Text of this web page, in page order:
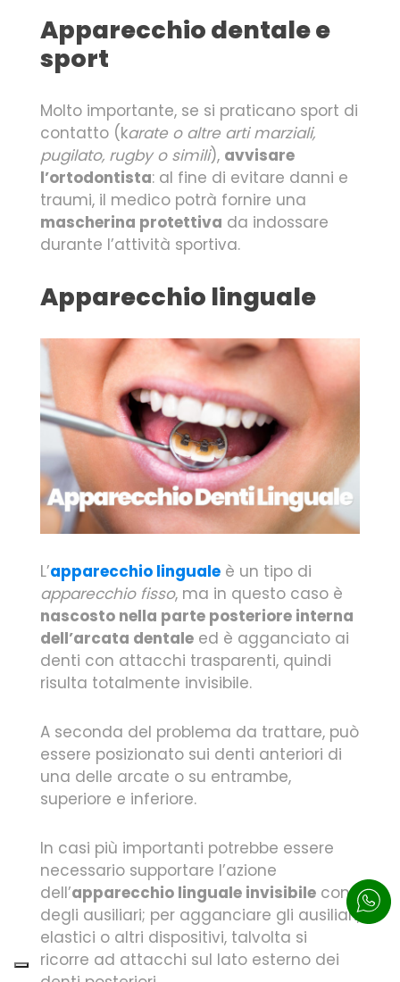
Apparecchio dentale e
sport
Molto importante, se si praticano sport di
contatto (karate o altre arti marziali,
pugilato, rugby o simili), avvisare
l’ortodontista: al fine di evitare danni e
traumi, il medico potrà fornire una
mascherina protettiva da indossare
durante l’attività sportiva.
Apparecchio linguale
L’apparecchio linguale è un tipo di
apparecchio fisso, ma in questo caso è
nascosto nella parte posteriore interna
dell’arcata dentale ed è agganciato ai
denti con attacchi trasparenti, quindi
risulta totalmente invisibile.
A seconda del problema da trattare, può
essere posizionato sui denti anteriori di
una delle arcate o su entrambe,
superiore e inferiore.
In casi più importanti potrebbe essere
necessario supportare l’azione
dell’apparecchio linguale invisibile con
degli ausiliari; per agganciare gli ausiliari,
elastici o altri dispositivi, talvolta si
ricorre ad attacchi sul lato esterno dei